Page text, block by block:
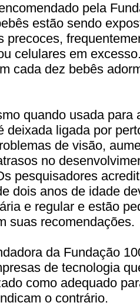
pela
estão sendo
precoces,
celulares em
cada dez bebês
quando usada para
deixada ligada por
de visão,
no
pesquisadores
dois anos de idade
e regular e estão
suas recomendações.
da Fundação
de tecnologia
como adequado
o contrário.